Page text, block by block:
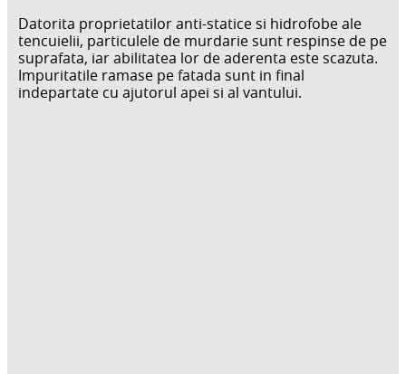
Datorita proprietatilor anti-statice si hidrofobe ale
tencuielii, particulele de murdarie sunt respinse de pe
suprafata, iar abilitatea lor de aderenta este scazuta.
Impuritatile ramase pe fatada sunt in final
indepartate cu ajutorul apei si al vantului.